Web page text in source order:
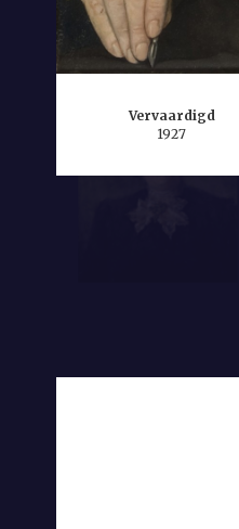
Vervaardigd
1927